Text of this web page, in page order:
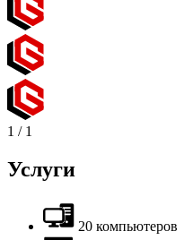
1 / 1
Услуги
20 компьютеров